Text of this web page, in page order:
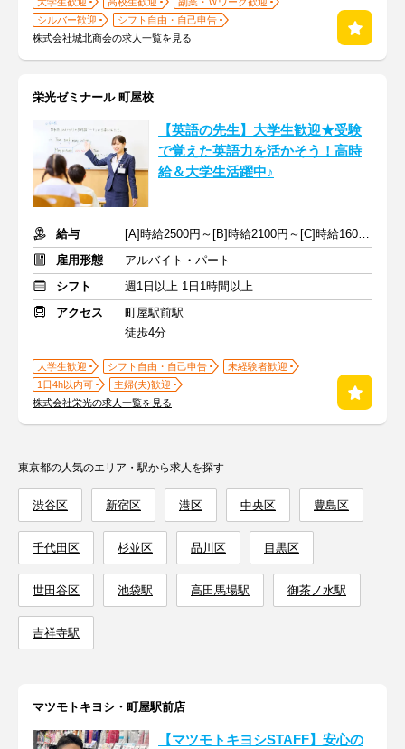
シルバー歓迎
シフト自由・自己申告
株式会社城北商会の求人一覧を見る
栄光ゼミナール 町屋校
【英語の先生】大学生歓迎★受験
で覚えた英語力を活かそう！高時
給＆大学生活躍中♪
給与
[A]時給2500円～[B]時給2100円～[C]時給1600円～ ※生徒数による
雇用形態
アルバイト・パート
シフト
週1日以上 1日1時間以上
アクセス
町屋駅前駅
徒歩4分
大学生歓迎 シフト自由・自己申告
未経験者歓迎
1日4h以内可
主婦(夫)歓迎
株式会社栄光の求人一覧を見る
東京都の人気のエリア・駅から求人を探す
渋谷区 新宿区 港区 中央区 豊島区
千代田区 杉並区 品川区 目黒区
世田谷区 池袋駅 高田馬場駅 御茶ノ水駅
吉祥寺駅
マツモトキヨシ・町屋駅前店
【マツモトキヨシSTAFF】安心の